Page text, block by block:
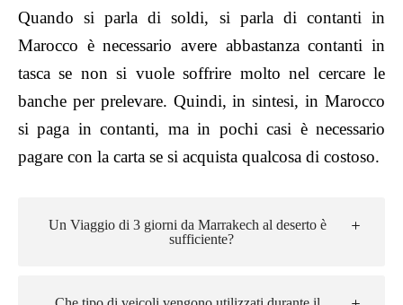
Quando si parla di soldi, si parla di contanti in
Marocco è necessario avere abbastanza contanti in
tasca se non si vuole soffrire molto nel cercare le
banche per prelevare. Quindi, in sintesi, in Marocco
si paga in contanti, ma in pochi casi è necessario
pagare con la carta se si acquista qualcosa di costoso.
Un Viaggio di 3 giorni da Marrakech al deserto è
sufficiente?